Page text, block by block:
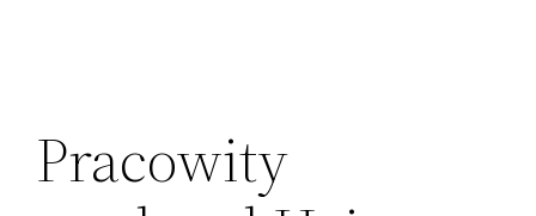
Pracowity